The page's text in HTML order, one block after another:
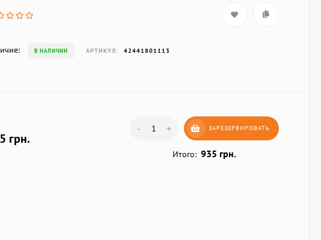
В НАЛИЧИИ АРТИКУЛ: 42441801113
грн.
- + ЗАРЕЗЕРВИРОВАТЬ
Итого: 935 грн.